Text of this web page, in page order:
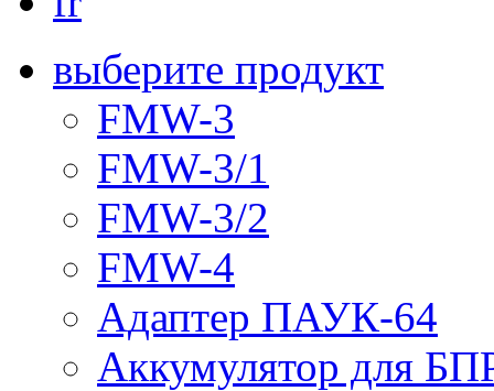
выберите продукт
FMW-3
FMW-3/1
FMW-3/2
FMW-4
Адаптер ПАУК-64
Аккумулятор для